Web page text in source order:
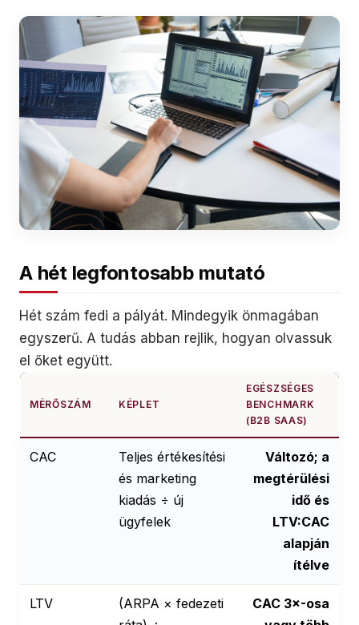
A hét legfontosabb mutató
Hét szám fedi a pályát. Mindegyik önmagában
egyszerű. A tudás abban rejlik, hogyan olvassuk
el őket együtt.
MÉRŐSZÁM KÉPLET
EGÉSZSÉGES
BENCHMARK
(B2B SAAS)
CAC
Teljes értékesítési
és marketing
kiadás ÷ új
ügyfelek
Változó; a
megtérülési
idő és
LTV:CAC
alapján
ítélve
LTV
(ARPA × fedezeti
CAC 3×-osa